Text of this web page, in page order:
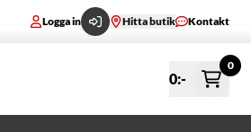
Logga in Hitta butik Kontakt
0:-
0